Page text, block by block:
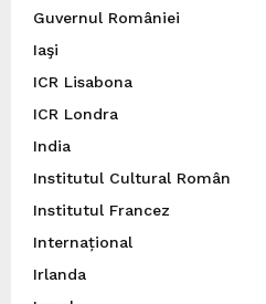
Guvernul României
Iaşi
ICR Lisabona
ICR Londra
India
Institutul Cultural Român
Institutul Francez
Internațional
Irlanda